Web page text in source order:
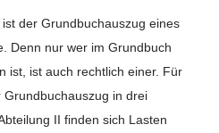
der Grundbuchauszug eines
Denn nur wer im Grundbuch
ist, ist auch rechtlich einer. Für
in drei
II finden sich Lasten